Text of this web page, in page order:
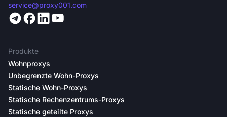
service@proxy001.com
Produkte
Wohnproxys
Unbegrenzte Wohn-Proxys
Statische Wohn-Proxys
Statische Rechenzentrums-Proxys
Statische geteilte Proxys